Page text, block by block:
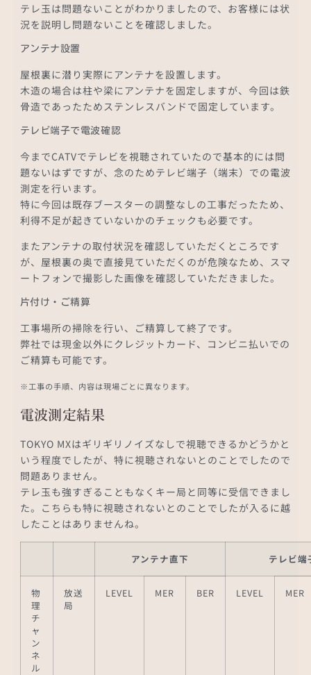
テレ玉は問題ないことがわかりましたので、お客様には状
況を説明し問題ないことを確認しました。
アンテナ設置
屋根裏に潜り実際にアンテナを設置します。
木造の場合は柱や梁にアンテナを固定しますが、今回は鉄
骨造であったためステンレスバンドで固定しています。
テレビ端子で電波確認
今までCATVでテレビを視聴されていたので基本的には問
題ないはずですが、念のためテレビ端子（端末）での電波
測定を行います。
特に今回は既存ブースターの調整なしの工事だったため、
利得不足が起きていないかのチェックも必要です。
またアンテナの取付状況を確認していただくところです
が、屋根裏の奥で直接見ていただくのが危険なため、スマ
ートフォンで撮影した画像を確認していただきました。
片付け・ご精算
工事場所の掃除を行い、ご精算して終了です。
弊社では現金以外にクレジットカード、コンビニ払いでの
ご精算も可能です。
※工事の手順、内容は現場ごとに異なります。
電波測定結果
TOKYO MXはギリギリノイズなしで視聴できるかどうかと
いう程度でしたが、特に視聴されないとのことでしたので
問題ありません。
テレ玉も強すぎることもなくキー局と同等に受信できまし
た。こちらも特に視聴されないとのことでしたが入るに越
したことはありませんね。
アンテナ直下 テレビ端
物
理
チ
ャ
ン
ネ
ル
放送
局
LEVEL MER BER LEVEL MER